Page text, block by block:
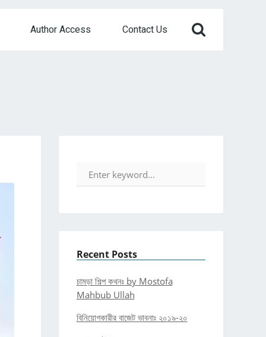
Author Access Contact Us
Recent Posts
চামড়া শিল্প কথনঃ by Mostofa
Mahbub Ullah
বিনিয়োগকারীর বাজেট ভাবনাঃ ২০১৯-২০